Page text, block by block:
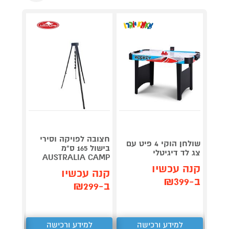
שולחן הוקי 4 פיט עם
צג לד דיגיטלי
קנה עכשיו
ב-₪399
למידע ורכישה
חצובה לפויקה וסירי
בישול 165 ס"מ
AUSTRALIA CAMP
קנה עכשיו
ב-₪299
למידע ורכישה